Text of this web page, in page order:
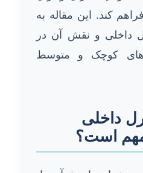
کند. این مقاله به
داخلی و نقش آن در
کوچک و متوسط
داخلی
است؟